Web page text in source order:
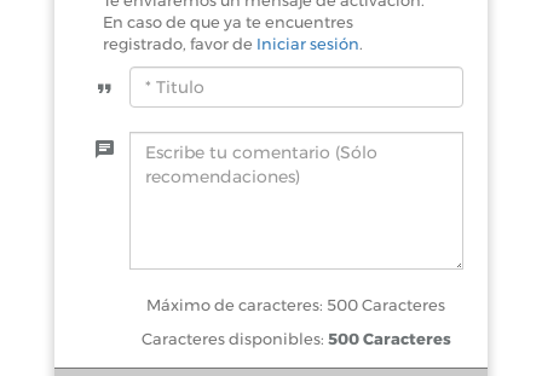
En caso de que ya te encuentres
registrado, favor de Iniciar sesión.
Máximo de caracteres: 500 Caracteres
Caracteres disponibles: 500 Caracteres